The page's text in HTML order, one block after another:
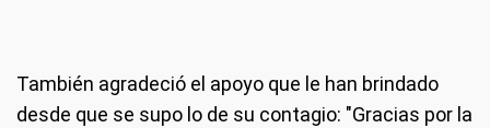
También agradeció el apoyo que le han brindado
desde que se supo lo de su contagio: "Gracias por la